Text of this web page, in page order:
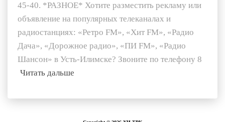
45-40. *РАЗНОЕ* Хотите разместить рекламу или
объявление на популярных телеканалах и
радиостанциях: «Ретро FM», «Хит FM», «Радио
Дача», «Дорожное радио», «ПИ FM», «Радио
Шансон» в Усть-Илимске? Звоните по телефону 8
Читать дальше